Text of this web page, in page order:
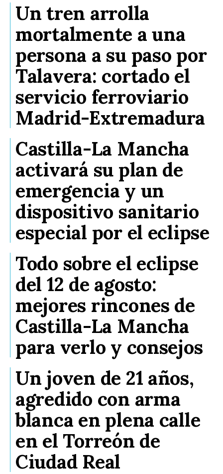
Un tren arrolla
mortalmente a una
persona a su paso por
Talavera: cortado el
servicio ferroviario
Madrid-Extremadura
Castilla-La Mancha
activará su plan de
emergencia y un
dispositivo sanitario
especial por el eclipse
Todo sobre el eclipse
del 12 de agosto:
mejores rincones de
Castilla-La Mancha
para verlo y consejos
Un joven de 21 años,
agredido con arma
blanca en plena calle
en el Torreón de
Ciudad Real